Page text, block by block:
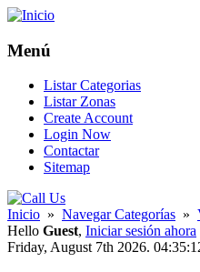
Menú
Listar Categorias
Listar Zonas
Create Account
Login Now
Contactar
Sitemap
Inicio » Navegar Categorías »
Hello Guest, Iniciar sesión ahora
Friday, August 7th 2026.